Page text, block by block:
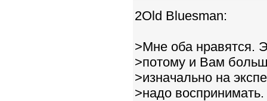
2Old Bluesman:
>Мне оба нравятся.
>потому и Вам
>изначально на
>надо воспринимать.